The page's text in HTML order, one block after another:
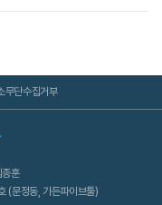
무단수집거부
종훈
(문정동, 가든파이브툴)